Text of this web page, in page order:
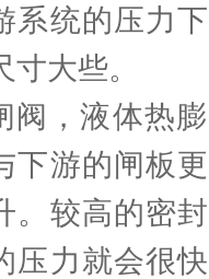
系统的压力
大些。
阀，液体热
下游的闸板
。较高的密
压力就会很